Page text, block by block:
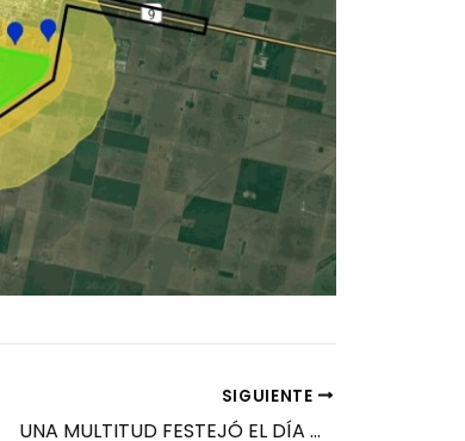
SIGUIENTE
UNA MULTITUD FESTEJÓ EL DÍA DEL NIÑO CON PANAM EN EL ANFITEATRO MUNICIPAL